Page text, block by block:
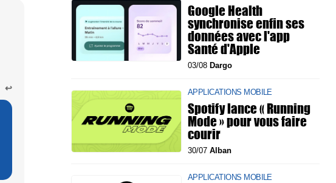
↩
Google Health
synchronise enfin ses
données avec l'app
Santé d'Apple
03/08 Dargo
APPLICATIONS MOBILE
Spotify lance « Running
Mode » pour vous faire
courir
30/07 Alban
APPLICATIONS MOBILE